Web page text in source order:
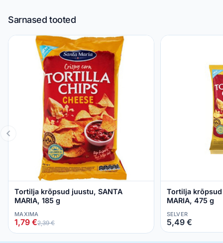
Sarnased tooted
Tortilja krõpsud juustu, SANTA
MARIA, 185 g
MAXIMA
1,79 €2,39 €
Tortilja
MARIA, 475 g
SELVER
5,49 €